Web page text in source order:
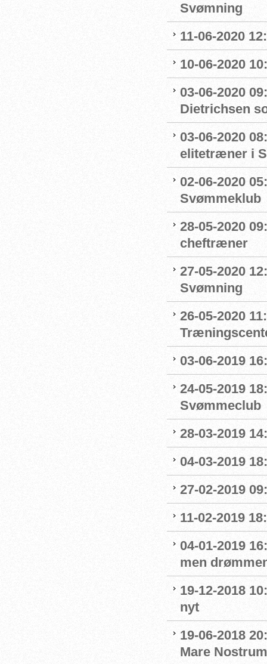
Svømning
11-06-2020
10-06-2020
03-06-2020
Dietrichsen
03-06-2020
elitetræner i
02-06-2020
Svømmeklub
28-05-2020
cheftræner
27-05-2020
Svømning
26-05-2020
03-06-2019
24-05-2019
Svømmeclub
28-03-2019
04-03-2019
27-02-2019
11-02-2019
04-01-2019
men
19-12-2018
nyt
19-06-2018
Mare Nostrum